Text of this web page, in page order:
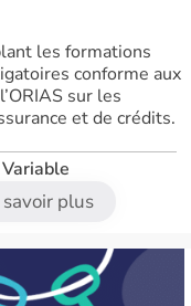
les formations
conforme aux
sur les
et de crédits.
Variable
savoir plus